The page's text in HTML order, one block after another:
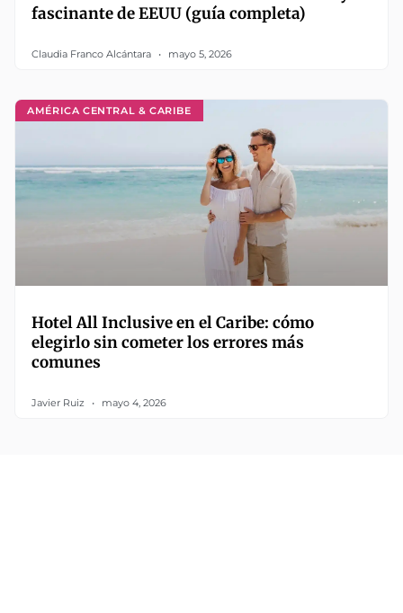
fascinante de EEUU (guía completa)
Claudia Franco Alcántara mayo 5, 2026
AMÉRICA CENTRAL & CARIBE
Hotel All Inclusive en el Caribe: cómo
elegirlo sin cometer los errores más
comunes
Javier Ruiz mayo 4, 2026